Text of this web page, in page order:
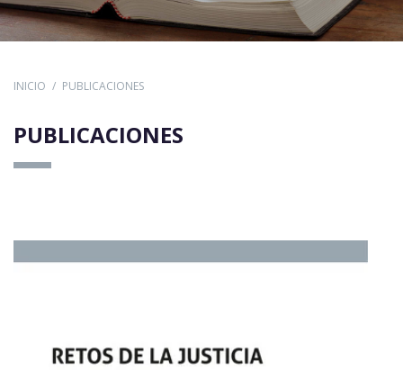
INICIO PUBLICACIONES
PUBLICACIONES